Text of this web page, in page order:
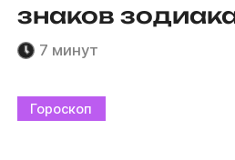
знаков
7 минут
Гороскоп